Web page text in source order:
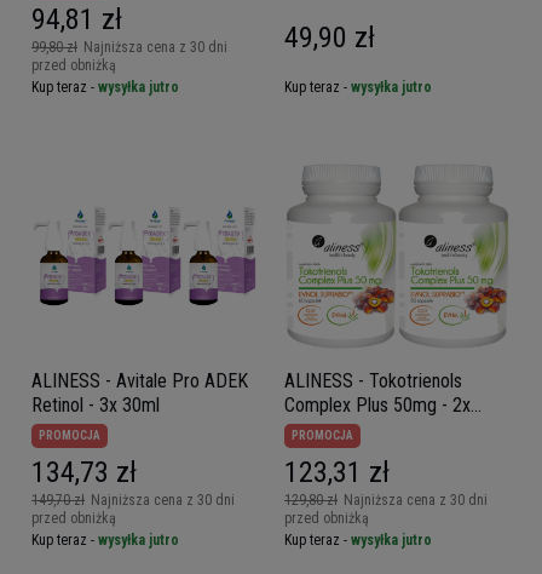
99,80 zł Najniższa cena z 30 dni
przed obniżką
94,81 zł
Kup teraz - wysyłka jutro
49,90 zł
Kup teraz - wysyłka jutro
ALINESS - Avitale Pro ADEK
Retinol - 3x 30ml
PROMOCJA
149,70 zł Najniższa cena z 30 dni
przed obniżką
134,73 zł
Kup teraz - wysyłka jutro
ALINESS - Tokotrienols
Complex Plus 50mg - 2x
60caps.
PROMOCJA
129,80 zł Najniższa cena z 30 dni
przed obniżką
123,31 zł
Kup teraz - wysyłka jutro